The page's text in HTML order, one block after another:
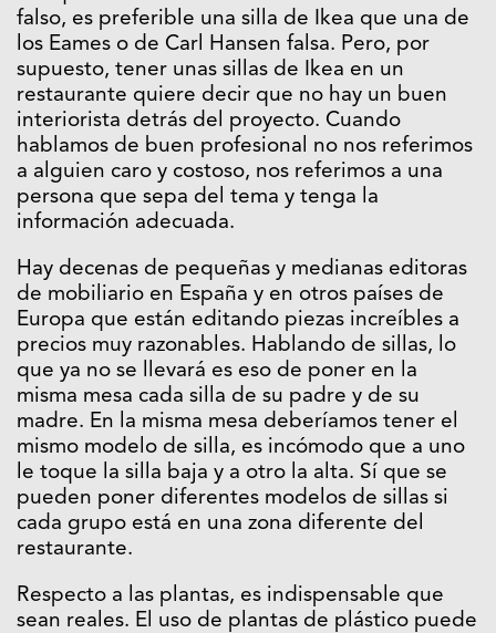
falso, es preferible una silla de Ikea que una de
los Eames o de Carl Hansen falsa. Pero, por
supuesto, tener unas sillas de Ikea en un
restaurante quiere decir que no hay un buen
interiorista detrás del proyecto. Cuando
hablamos de buen profesional no nos referimos
a alguien caro y costoso, nos referimos a una
persona que sepa del tema y tenga la
información adecuada.
Hay decenas de pequeñas y medianas editoras
de mobiliario en España y en otros países de
Europa que están editando piezas increíbles a
precios muy razonables. Hablando de sillas, lo
que ya no se llevará es eso de poner en la
misma mesa cada silla de su padre y de su
madre. En la misma mesa deberíamos tener el
mismo modelo de silla, es incómodo que a uno
le toque la silla baja y a otro la alta. Sí que se
pueden poner diferentes modelos de sillas si
cada grupo está en una zona diferente del
restaurante.
Respecto a las plantas, es indispensable que
sean reales. El uso de plantas de plástico puede